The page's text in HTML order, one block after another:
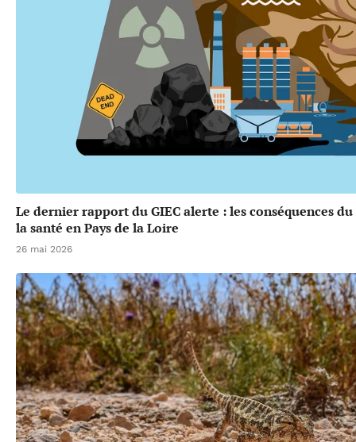
Le dernier rapport du GIEC alerte : les conséquences
la santé en Pays de la Loire
26 mai 2026